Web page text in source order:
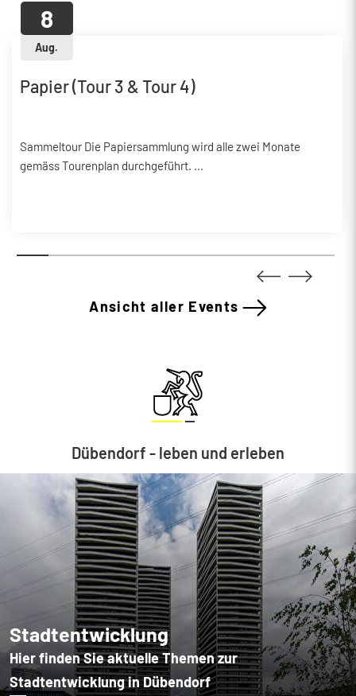
8
Aug.
Papier (Tour 3 & Tour 4)
Sammeltour Die Papiersammlung wird alle zwei Monate
gemäss Tourenplan durchgeführt. ...
Ansicht aller Events
Dübendorf - leben und erleben
Stadtentwicklung
Hier finden Sie aktuelle Themen zur
Stadtentwicklung in Dübendorf